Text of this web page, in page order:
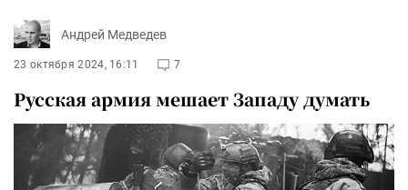
Андрей Медведев
23 октября 2024, 16:11 7
Русская армия мешает Западу думать